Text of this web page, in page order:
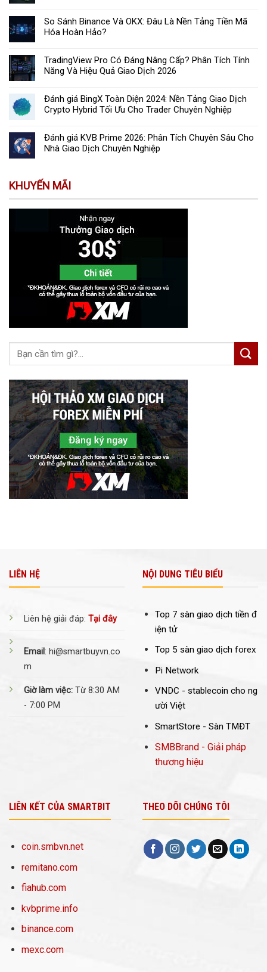
So Sánh Binance Và OKX: Đâu Là Nền Tảng Tiền Mã
Hóa Hoàn Hảo?
TradingView Pro Có Đáng Nâng Cấp? Phân Tích Tính
Năng Và Hiệu Quả Giao Dịch 2026
Đánh giá BingX Toàn Diện 2024: Nền Tảng Giao Dịch
Crypto Hybrid Tối Ưu Cho Trader Chuyên Nghiệp
Đánh giá KVB Prime 2026: Phân Tích Chuyên Sâu Cho
Nhà Giao Dịch Chuyên Nghiệp
KHUYẾN MÃI
LIÊN HỆ
Liên hệ giải đáp: Tại đây
Email: hi@smartbuyvn.co
m
Giờ làm việc: Từ 8:30 AM
- 7:00 PM
NỘI DUNG TIÊU BIỂU
Top 7 sàn giao dịch tiền đ
iện tử
Top 5 sàn giao dịch forex
Pi Network
VNDC - stablecoin cho ng
ười Việt
SmartStore - Sàn TMĐT
SMBBrand - Giải pháp
thương hiệu
LIÊN KẾT CỦA SMARTBIT
coin.smbvn.net
remitano.com
fiahub.com
kvbprime.info
binance.com
mexc.com
THEO DÕI CHÚNG TÔI